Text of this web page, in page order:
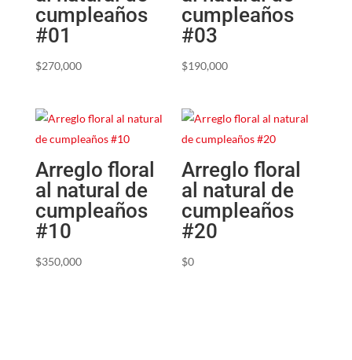
cumpleaños
#01
$270,000
cumpleaños
#03
$190,000
Arreglo floral
al natural de
cumpleaños
#10
$350,000
Arreglo floral
al natural de
cumpleaños
#20
$0